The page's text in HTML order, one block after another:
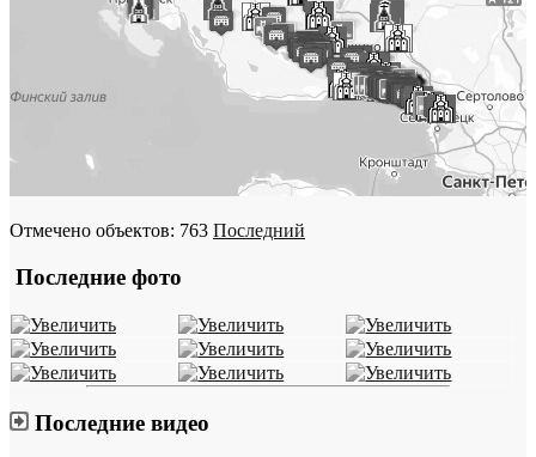
Отмечено объектов: 763 Последний
Последние фото
Последние видео